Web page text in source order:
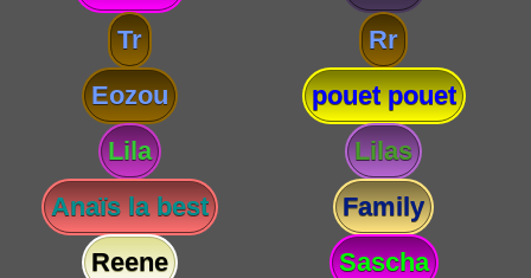
Tr
Rr
Eozou
pouet pouet
Lila
Lilas
Anaïs la best
Family
Reene
Sascha